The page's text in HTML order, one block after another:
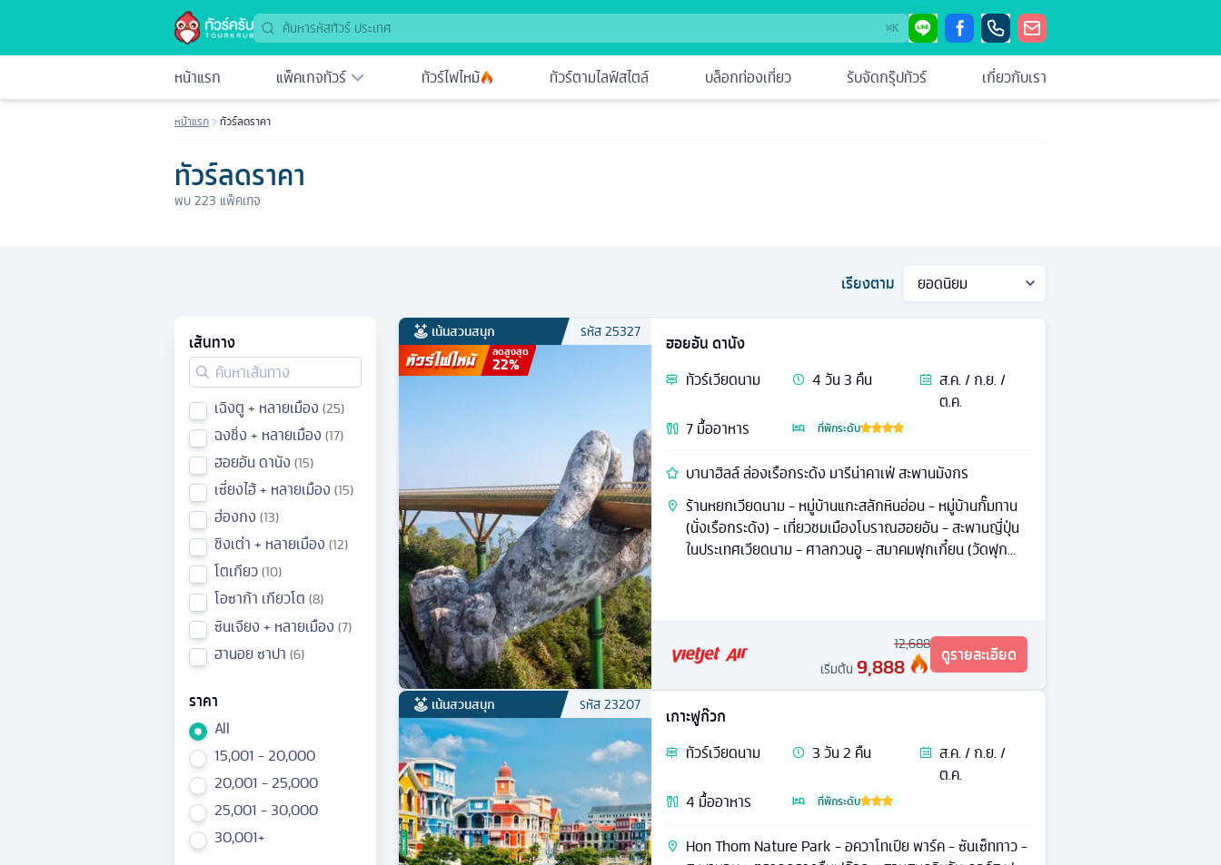
⌘K
หน้าแรก แพ็คเกจทัวร์ ทัวร์ไฟไหม้ ทัวร์ตามไลฟ์สไตล์ บล็อกท่องเที่ยว รับจัดกรุ๊ปทัวร์ เกี่ยวกับเรา
หน้าแรก ทัวร์ลดราคา
ทัวร์ลดราคา
พบ223 แพ็คเกจ
เรียงตาม
เส้นทาง
เฉิงตู + หลายเมือง 25
ฉงชิ่ง + หลายเมือง 17
ฮอยอัน ดานัง 15
เซี่ยงไฮ้ + หลายเมือง 15
ฮ่องกง 13
ชิงเต่า + หลายเมือง 12
โตเกียว 10
โอซาก้า เกียวโต 8
ซินเจียง + หลายเมือง 7
ฮานอย ซาปา 6
ราคา
All
15,001 - 20,000
20,001 - 25,000
25,001 - 30,000
30,001+
เน้นสวนสนุก รหัส25327
ลดสูงสุด
22%
ฮอยอัน ดานัง
ทัวร์เวียดนาม 4วัน3 คืน
ส.ค. / ก.ย. /
ต.ค.
7มื้ออาหาร ที่พักระดับ
บานาฮิลล์ ล่องเรือกระด้ง มารีน่าคาเฟ่ สะพานมังกร
ร้านหยกเวียดนาม - หมู่บ้านแกะสลักหินอ่อน - หมู่บ้านกั๊มทาน
(นั่งเรือกระด้ง) - เที่ยวชมเมืองโบราณฮอยอัน - สะพานญี่ปุ่น
ในประเทศเวียดนาม - ศาลกวนอู - สมาคมฟุกเกี๋ยน (วัดฟุก
12,688
เริ่มต้น 9,888 ดูรายละเอียด
เน้นสวนสนุก รหัส23207
เกาะฟูก๊วก
ทัวร์เวียดนาม 3วัน2 คืน
ส.ค. / ก.ย. /
ต.ค.
4 มื้ออาหาร ที่พักระดับ
Hon Thom Nature Park - อควาโทเปีย พาร์ค - ซันเซ็ททาว -